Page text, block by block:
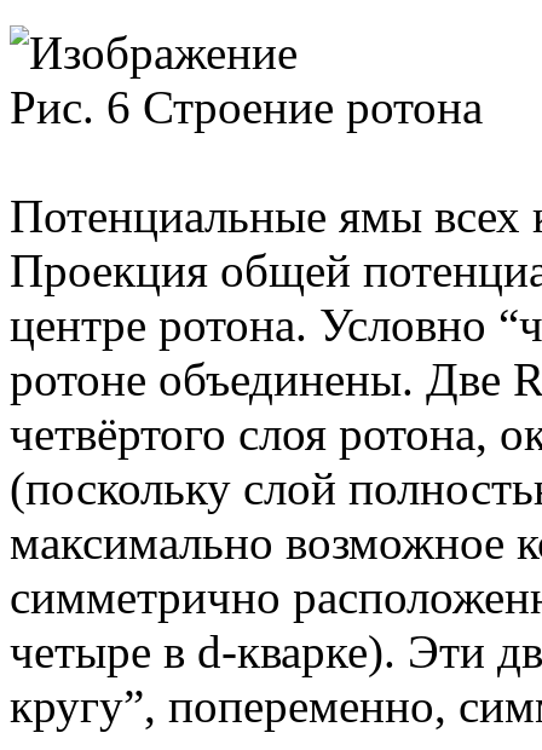
Рис. 6 Строение ротона
Потенциальные ямы всех
Проекция общей
центре ротона. Условно
ротоне объединены. Две
четвёртого слоя ротона,
(поскольку слой
максимально возможное
симметрично
четыре в d-кварке). Эти
кругу”, попеременно,